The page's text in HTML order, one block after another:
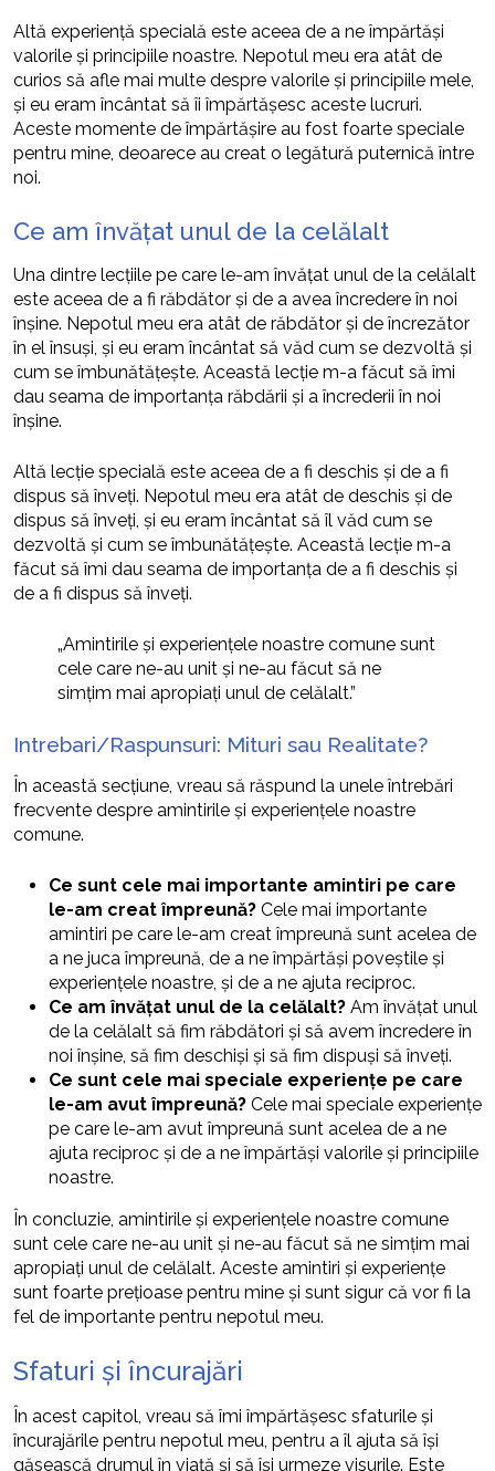
Altă experiență specială este aceea de a ne împărtăși
valorile și principiile noastre. Nepotul meu era atât de
curios să afle mai multe despre valorile și principiile mele,
și eu eram încântat să îi împărtășesc aceste lucruri.
Aceste momente de împărtășire au fost foarte speciale
pentru mine, deoarece au creat o legătură puternică între
noi.
Ce am învățat unul de la celălalt
Una dintre lecțiile pe care le-am învățat unul de la celălalt
este aceea de a fi răbdător și de a avea încredere în noi
înșine. Nepotul meu era atât de răbdător și de încrezător
în el însuși, și eu eram încântat să văd cum se dezvoltă și
cum se îmbunătățește. Această lecție m-a făcut să îmi
dau seama de importanța răbdării și a încrederii în noi
înșine.
Altă lecție specială este aceea de a fi deschis și de a fi
dispus să înveți. Nepotul meu era atât de deschis și de
dispus să înveți, și eu eram încântat să îl văd cum se
dezvoltă și cum se îmbunătățește. Această lecție m-a
făcut să îmi dau seama de importanța de a fi deschis și
de a fi dispus să înveți.
„Amintirile și experiențele noastre comune sunt
cele care ne-au unit și ne-au făcut să ne
simțim mai apropiați unul de celălalt.”
Intrebari/Raspunsuri: Mituri sau Realitate?
În această secțiune, vreau să răspund la unele întrebări
frecvente despre amintirile și experiențele noastre
comune.
Ce sunt cele mai importante amintiri pe care
le-am creat împreună? Cele mai importante
amintiri pe care le-am creat împreună sunt acelea de
a ne juca împreună, de a ne împărtăși poveștile și
experiențele noastre, și de a ne ajuta reciproc.
Ce am învățat unul de la celălalt? Am învățat unul
de la celălalt să fim răbdători și să avem încredere în
noi înșine, să fim deschiși și să fim dispuși să înveți.
Ce sunt cele mai speciale experiențe pe care
le-am avut împreună? Cele mai speciale experiențe
pe care le-am avut împreună sunt acelea de a ne
ajuta reciproc și de a ne împărtăși valorile și principiile
noastre.
În concluzie, amintirile și experiențele noastre comune
sunt cele care ne-au unit și ne-au făcut să ne simțim mai
apropiați unul de celălalt. Aceste amintiri și experiențe
sunt foarte prețioase pentru mine și sunt sigur că vor fi la
fel de importante pentru nepotul meu.
Sfaturi și încurajări
În acest capitol, vreau să îmi împărtășesc sfaturile și
încurajările pentru nepotul meu, pentru a îl ajuta să își
găsească drumul în viață și să își urmeze visurile. Este